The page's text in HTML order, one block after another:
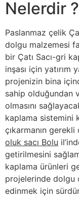
Nelerdir ?
Paslanmaz çelik
dolgu malzemesi
bir Çatı Sacı-gri
inşası için
projenizin bina
sahip olduğundan
olmasını
kaplama sistemini
çıkarmanın
oluk sacı Bolu
getirilmesini
kaplama ürünleri
projelerinde dolgu
edinmek için